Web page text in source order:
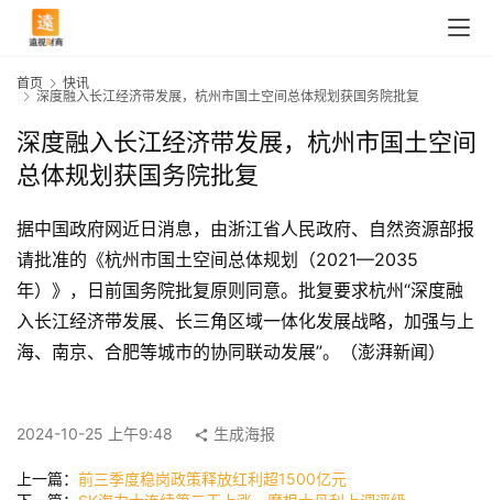
首
讯
首页
快讯
深度融入长江经济带发展，杭州市国土空间总体规划获国务院批复
深度融入长江经济带发展，杭州市国土空间
总体规划获国务院批复
据中国政府网近日消息，由浙江省人民政府、自然资源部报
请批准的《杭州市国土空间总体规划（2021—2035
年）》，日前国务院批复原则同意。批复要求杭州“深度融
入长江经济带发展、长三角区域一体化发展战略，加强与上
海、南京、合肥等城市的协同联动发展”。（澎湃新闻）
2024-10-25 上午9:48 生成海报
上一篇： 前三季度稳岗政策释放红利超1500亿元